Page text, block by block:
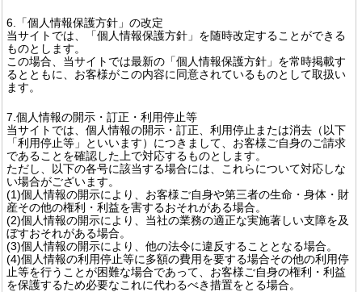
6.「個人情報保護方針」の改定
当サイトでは、「個人情報保護方針」を随時改定することができる
ものとします。
この場合、当サイトでは最新の「個人情報保護方針」を常時掲載す
るとともに、お客様がこの内容に同意されているものとして取扱い
ます。
7.個人情報の開示・訂正・利用停止等
当サイトでは、個人情報の開示・訂正、利用停止または消去（以下
「利用停止等」といいます）につきまして、お客様ご自身のご請求
であることを確認した上で対応するものとします。
ただし、以下の各号に該当する場合には、これらについて対応しな
い場合がございます。
(1)個人情報の開示により、お客様ご自身や第三者の生命・身体・財
産その他の権利・利益を害するおそれがある場合。
(2)個人情報の開示により、当社の業務の適正な実施著しい支障を及
ぼすおそれがある場合。
(3)個人情報の開示により、他の法令に違反することとなる場合。
(4)個人情報の利用停止等に多額の費用を要する場合その他の利用停
止等を行うことが困難な場合であって、お客様ご自身の権利・利益
を保護するため必要なこれに代わるべき措置をとる場合。